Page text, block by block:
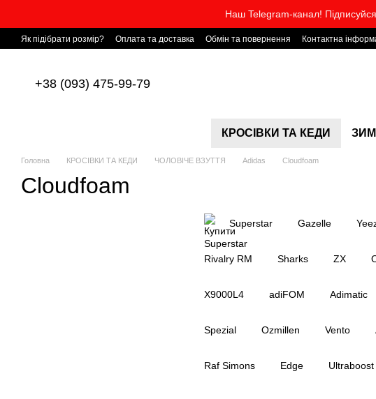
Наш Telegram-канал!
Як підібрати розмір? Оплата та доставка Обмін та повернення Контактна
+38 (093) 475-99-79
КРОСІВКИ ТА КЕДИ
Головна КРОСІВКИ ТА КЕДИ ЧОЛОВІЧЕ ВЗУТТЯ Adidas Cloudfoam
Cloudfoam
Superstar Gazelle
Rivalry RM Sharks ZX
X9000L4 adiFOM Adimatic
Spezial Ozmillen Vento
Raf Simons Edge Ultraboost